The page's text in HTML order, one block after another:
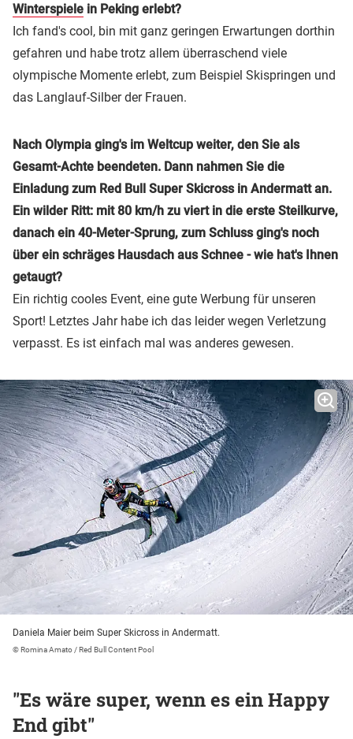
Winterspiele in Peking erlebt?
Ich fand's cool, bin mit ganz geringen Erwartungen dorthin
gefahren und habe trotz allem überraschend viele
olympische Momente erlebt, zum Beispiel Skispringen und
das Langlauf-Silber der Frauen.
Nach Olympia ging's im Weltcup weiter, den Sie als
Gesamt-Achte beendeten. Dann nahmen Sie die
Einladung zum Red Bull Super Skicross in Andermatt an.
Ein wilder Ritt: mit 80 km/h zu viert in die erste Steilkurve,
danach ein 40-Meter-Sprung, zum Schluss ging's noch
über ein schräges Hausdach aus Schnee - wie hat's Ihnen
getaugt?
Ein richtig cooles Event, eine gute Werbung für unseren
Sport! Letztes Jahr habe ich das leider wegen Verletzung
verpasst. Es ist einfach mal was anderes gewesen.
Daniela Maier beim Super Skicross in Andermatt.
© Romina Amato / Red Bull Content Pool
"Es wäre super, wenn es ein Happy
End gibt"